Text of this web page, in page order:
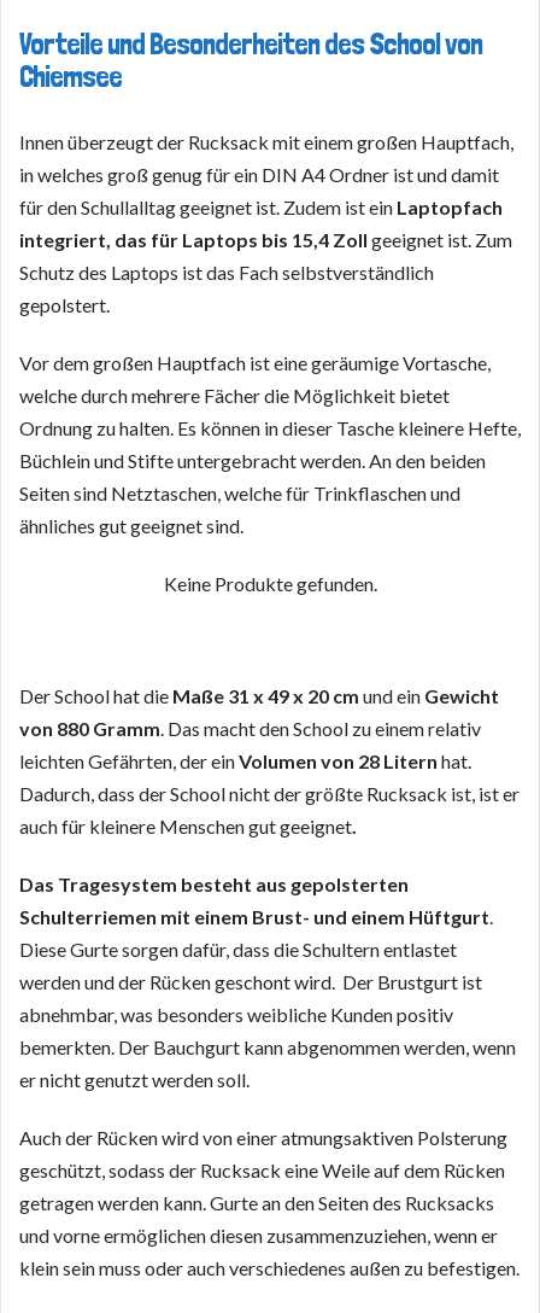
Vorteile und Besonderheiten des School von
Chiemsee
Innen überzeugt der Rucksack mit einem großen Hauptfach,
in welches groß genug für ein DIN A4 Ordner ist und damit
für den Schullalltag geeignet ist. Zudem ist ein Laptopfach
integriert, das für Laptops bis 15,4 Zoll geeignet ist. Zum
Schutz des Laptops ist das Fach selbstverständlich
gepolstert.
Vor dem großen Hauptfach ist eine geräumige Vortasche,
welche durch mehrere Fächer die Möglichkeit bietet
Ordnung zu halten. Es können in dieser Tasche kleinere Hefte,
Büchlein und Stifte untergebracht werden. An den beiden
Seiten sind Netztaschen, welche für Trinkflaschen und
ähnliches gut geeignet sind.
Keine Produkte gefunden.
Der School hat die Maße 31 x 49 x 20 cm und ein Gewicht
von 880 Gramm. Das macht den School zu einem relativ
leichten Gefährten, der einVolumen von 28 Litern hat.
Dadurch, dass der School nicht der größte Rucksack ist, ist er
auch für kleinere Menschen gut geeignet.
Das Tragesystem besteht aus gepolsterten
Schulterriemen mit einem Brust- und einem Hüftgurt.
Diese Gurte sorgen dafür, dass die Schultern entlastet
werden und der Rücken geschont wird. Der Brustgurt ist
abnehmbar, was besonders weibliche Kunden positiv
bemerkten. Der Bauchgurt kann abgenommen werden, wenn
er nicht genutzt werden soll.
Auch der Rücken wird von einer atmungsaktiven Polsterung
geschützt, sodass der Rucksack eine Weile auf dem Rücken
getragen werden kann. Gurte an den Seiten des Rucksacks
und vorne ermöglichen diesen zusammenzuziehen, wenn er
klein sein muss oder auch verschiedenes außen zu befestigen.